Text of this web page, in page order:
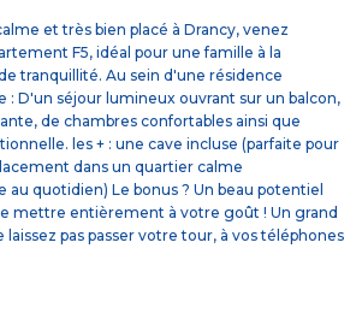
et très bien placé à Drancy, venez
F5, idéal pour une famille à la
tranquillité. Au sein d'une résidence
: D'un séjour lumineux ouvrant sur un balcon,
de chambres confortables ainsi que
les + : une cave incluse (parfaite pour
dans un quartier calme
au quotidien) Le bonus ? Un beau potentiel
mettre entièrement à votre goût ! Un grand
laissez pas passer votre tour, à vos téléphones